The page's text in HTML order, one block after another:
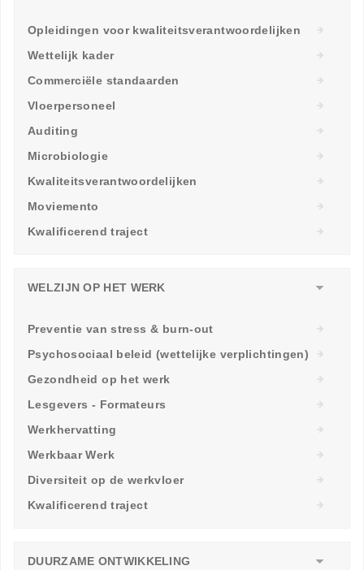
Opleidingen voor kwaliteitsverantwoordelijken
Wettelijk kader
Commerciële standaarden
Vloerpersoneel
Auditing
Microbiologie
Kwaliteitsverantwoordelijken
Moviemento
Kwalificerend traject
WELZIJN OP HET WERK
Preventie van stress & burn-out
Psychosociaal beleid (wettelijke verplichtingen)
Gezondheid op het werk
Lesgevers - Formateurs
Werkhervatting
Werkbaar Werk
Diversiteit op de werkvloer
Kwalificerend traject
DUURZAME ONTWIKKELING